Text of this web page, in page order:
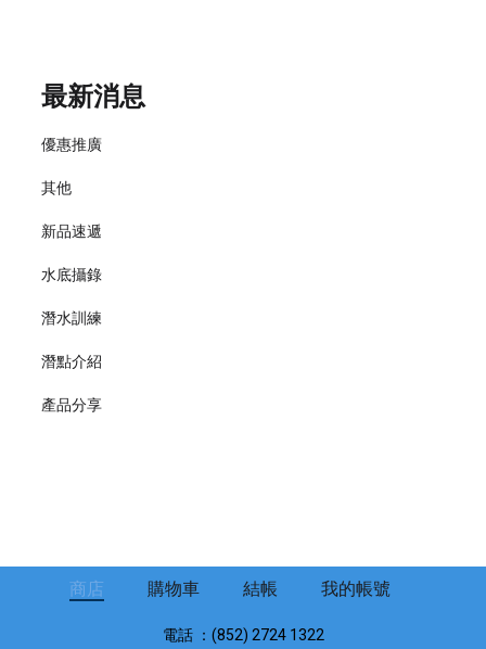
最新消息
優惠推廣
其他
新品速遞
水底攝錄
潛水訓練
潛點介紹
產品分享
商店 購物車 結帳 我的帳號
電話 ：(852) 2724 1322